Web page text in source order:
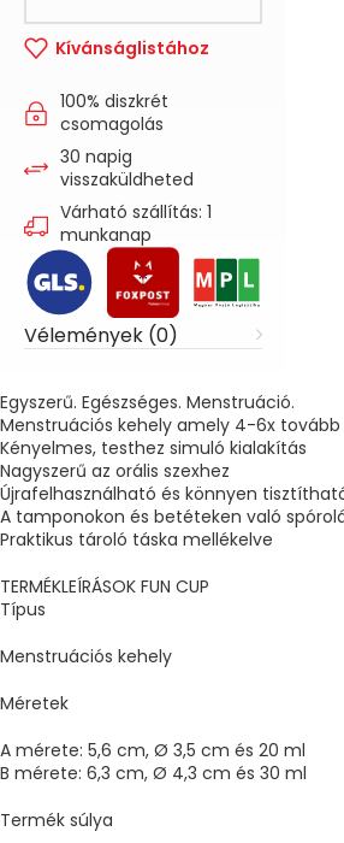
Kívánságlistához
100% diszkrét
csomagolás
30 napig
visszaküldheted
Várható szállítás: 1
munkanap
Vélemények (0)
Egyszerű. Egészséges. Menstruáció.
Menstruációs kehely amely 4-6x
Kényelmes, testhez simuló kialakítás
Nagyszerű az orális szexhez
Újrafelhasználható és könnyen
A tamponokon és betéteken való
Praktikus tároló táska mellékelve
TERMÉKLEÍRÁSOK FUN CUP
Típus
Menstruációs kehely
Méretek
A mérete: 5,6 cm, Ø 3,5 cm és 20 ml
B mérete: 6,3 cm, Ø 4,3 cm és 30 ml
Termék súlya